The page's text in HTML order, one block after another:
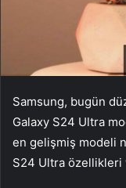
Samsung, bugün
Galaxy S24 Ultra
en gelişmiş modeli
S24 Ultra özellikleri